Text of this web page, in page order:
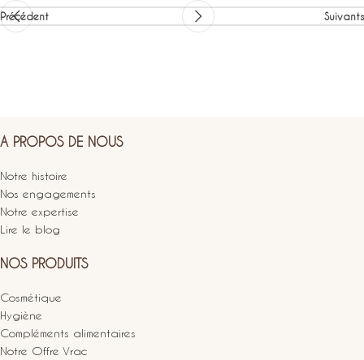
Précédent Suivants
A PROPOS DE NOUS
Notre histoire
Nos engagements
Notre expertise
Lire le blog
NOS PRODUITS
Cosmétique
Hygiène
Compléments alimentaires
Notre Offre Vrac